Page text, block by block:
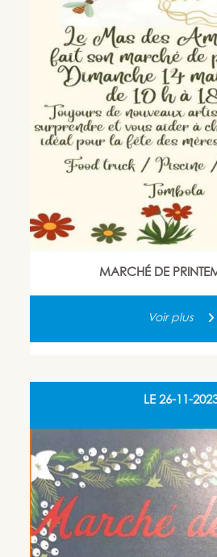
MARCHÉ DE
Voir plus
LE 26-11-